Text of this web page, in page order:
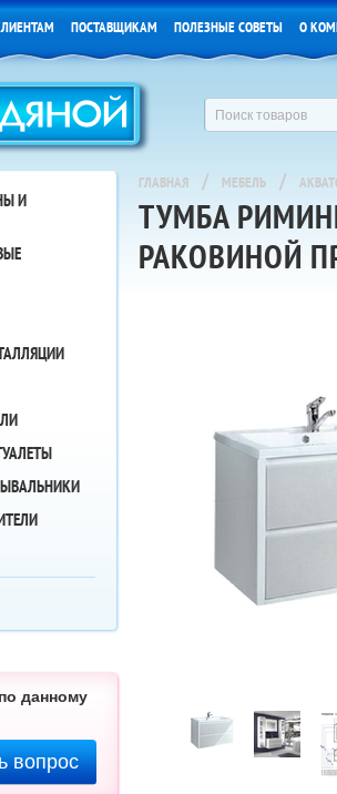
ПОСТАВЩИКАМ ПОЛЕЗНЫЕ СОВЕТЫ О
И
данному
вопрос
ГЛАВНАЯ / МЕБЕЛЬ /
ТУМБА
РАКОВИНОЙ